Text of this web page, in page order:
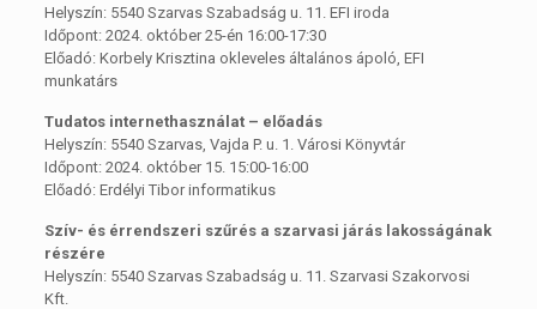
Helyszín: 5540 Szarvas Szabadság u. 11. EFI iroda
Időpont: 2024. október 25-én 16:00-17:30
Előadó: Korbely Krisztina okleveles általános ápoló, EFI
munkatárs
Tudatos internethasználat – előadás
Helyszín: 5540 Szarvas, Vajda P. u. 1. Városi Könyvtár
Időpont: 2024. október 15. 15:00-16:00
Előadó: Erdélyi Tibor informatikus
Szív- és érrendszeri szűrés a szarvasi járás lakosságának
részére
Helyszín: 5540 Szarvas Szabadság u. 11. Szarvasi Szakorvosi
Kft.